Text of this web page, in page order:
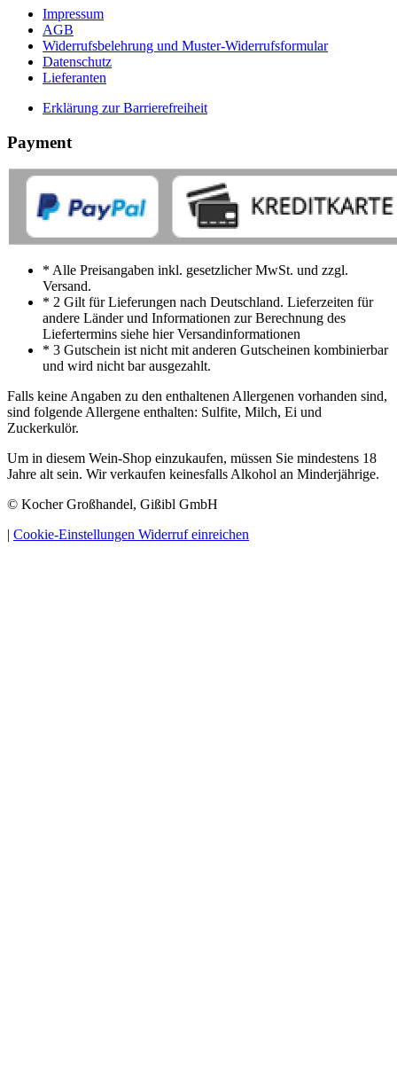
Impressum
AGB
Widerrufsbelehrung und Muster-Widerrufsformular
Datenschutz
Lieferanten
Erklärung zur Barrierefreiheit
Payment
* Alle Preisangaben inkl. gesetzlicher MwSt. und zzgl.
Versand.
* 2 Gilt für Lieferungen nach Deutschland. Lieferzeiten für
andere Länder und Informationen zur Berechnung des
Liefertermins siehe hier Versandinformationen
* 3 Gutschein ist nicht mit anderen Gutscheinen kombinierbar
und wird nicht bar ausgezahlt.
Falls keine Angaben zu den enthaltenen Allergenen vorhanden sind,
sind folgende Allergene enthalten: Sulfite, Milch, Ei und
Zuckerkulör.
Um in diesem Wein-Shop einzukaufen, müssen Sie mindestens 18
Jahre alt sein. Wir verkaufen keinesfalls Alkohol an Minderjährige.
© Kocher Großhandel, Gißibl GmbH
| Cookie-Einstellungen Widerruf einreichen